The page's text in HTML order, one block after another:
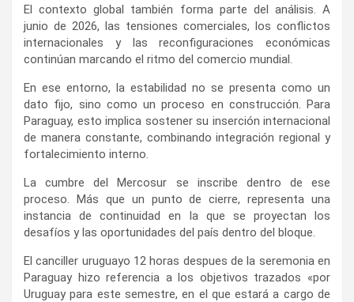
El contexto global también forma parte del análisis. A
junio de 2026, las tensiones comerciales, los conflictos
internacionales y las reconfiguraciones económicas
continúan marcando el ritmo del comercio mundial.
En ese entorno, la estabilidad no se presenta como un
dato fijo, sino como un proceso en construcción. Para
Paraguay, esto implica sostener su inserción internacional
de manera constante, combinando integración regional y
fortalecimiento interno.
La cumbre del Mercosur se inscribe dentro de ese
proceso. Más que un punto de cierre, representa una
instancia de continuidad en la que se proyectan los
desafíos y las oportunidades del país dentro del bloque.
El canciller uruguayo 12 horas despues de la seremonia en
Paraguay hizo referencia a los objetivos trazados «por
Uruguay para este semestre, en el que estará a cargo de